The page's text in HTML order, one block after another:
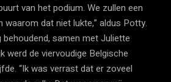
van het podium. We zullen een
waarom dat niet lukte,” aldus Potty.
samen met Juliette
werd de viervoudige Belgische
“Ik was verrast dat er zoveel